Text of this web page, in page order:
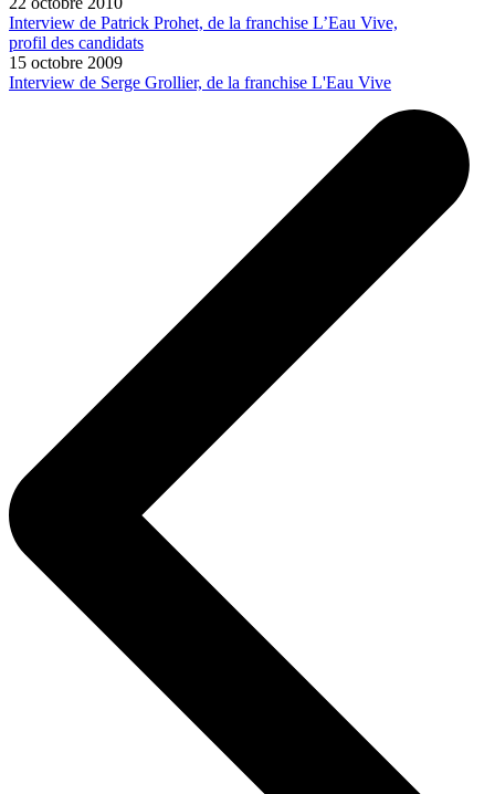
Interview de Patrick Prohet, de la franchise L’Eau Vive,
profil des candidats
15 octobre 2009
Interview de Serge Grollier, de la franchise L'Eau Vive